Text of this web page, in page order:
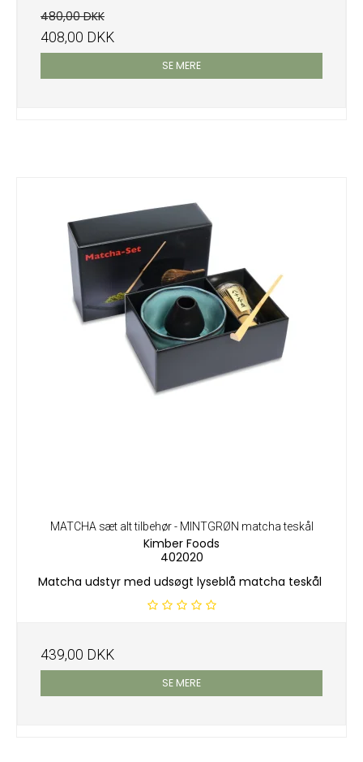
480,00 DKK
408,00 DKK
SE MERE
MATCHA sæt alt tilbehør - MINTGRØN matcha teskål
Kimber Foods
402020
Matcha udstyr med udsøgt lyseblå matcha teskål
439,00 DKK
SE MERE